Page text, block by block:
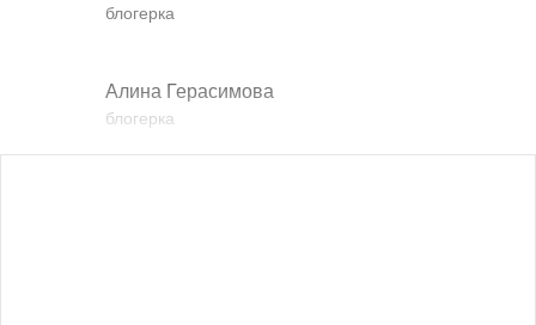
блогерка
Алина Герасимова
блогерка